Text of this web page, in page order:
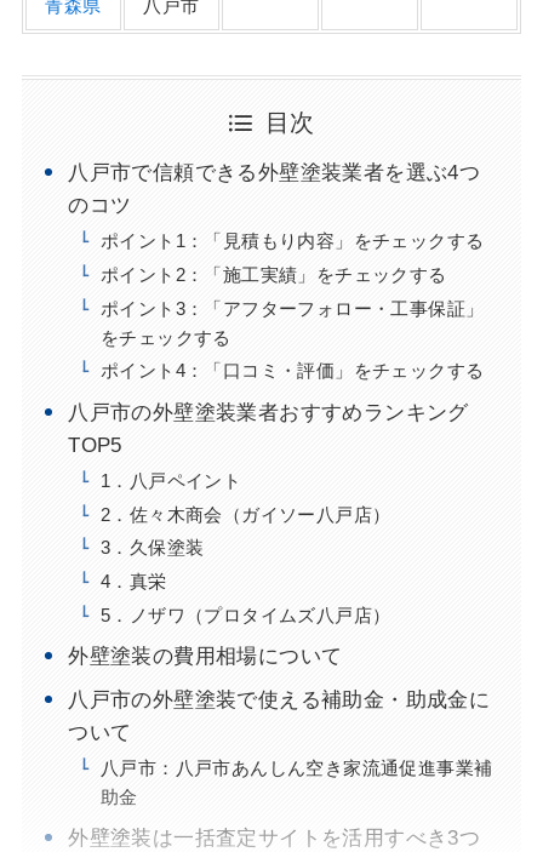
青森県 八戸市
目次
八戸市で信頼できる外壁塗装業者を選ぶ4つ
のコツ
ポイント1：「見積もり内容」をチェックする
ポイント2：「施工実績」をチェックする
ポイント3：「アフターフォロー・工事保証」
をチェックする
ポイント4：「口コミ・評価」をチェックする
八戸市の外壁塗装業者おすすめランキング
TOP5
1．八戸ペイント
2．佐々木商会（ガイソー八戸店）
3．久保塗装
4．真栄
5．ノザワ（プロタイムズ八戸店）
外壁塗装の費用相場について
八戸市の外壁塗装で使える補助金・助成金に
ついて
八戸市：八戸市あんしん空き家流通促進事業補
助金
外壁塗装は一括査定サイトを活用すべき3つ